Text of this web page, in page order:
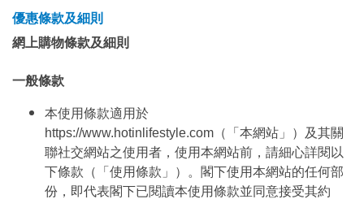
優惠條款及細則
網上購物條款及細則
一般條款
本使用條款適用於
https://www.hotinlifestyle.com（「本網站」）及其關
聯社交網站之使用者，使用本網站前，請細心詳閱以
下條款（「使用條款」）。閣下使用本網站的任何部
份，即代表閣下已閱讀本使用條款並同意接受其約